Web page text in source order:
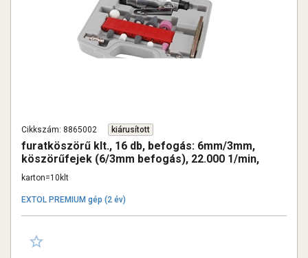
Cikkszám: 8865002 kiárusított
furatköszörű klt., 16 db, befogás: 6mm/3mm,
köszörűfejek (6/3mm befogás), 22.000 1/min,
113l/min, 6,3 bar
karton=10klt
EXTOL PREMIUM gép (2 év)